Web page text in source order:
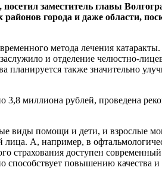
заместитель главы
города и даже области,
метода лечения
и отделение челюстно-
также значительно
миллиона рублей, проведена
виды помощи и дети, и взрослые
А, например, в
страхования доступен
способствует повышению качества